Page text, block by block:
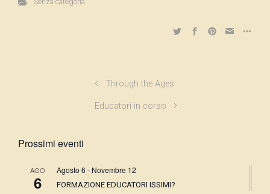
Through the Ages
Educatori in corso
Prossimi eventi
AGO
6
Agosto 6 - Novembre 12
FORMAZIONE EDUCATORI ISSIMI?